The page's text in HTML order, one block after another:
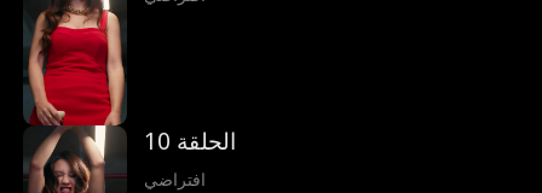
الحلقة 10
افتراضي